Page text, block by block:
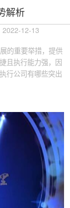
解析
2022-12-13
的重要举措，提供
且执行能力强，因
行公司有哪些突出